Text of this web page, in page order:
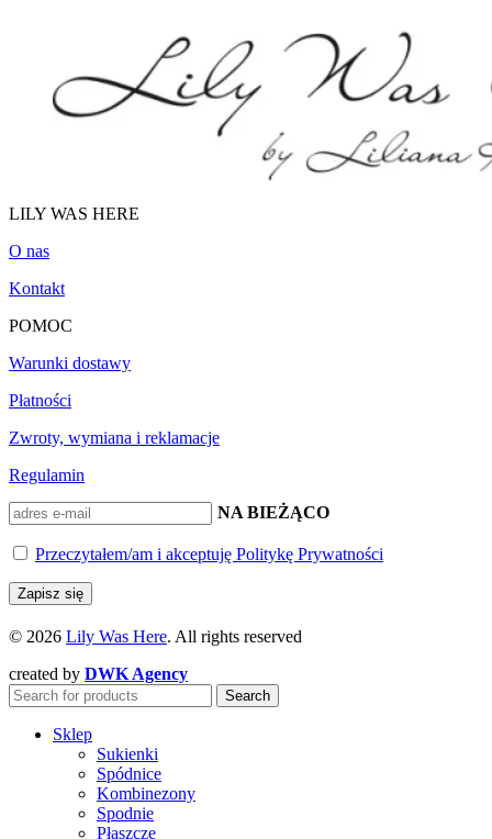
LILY WAS HERE
O nas
Kontakt
POMOC
Warunki dostawy
Płatności
Zwroty, wymiana i reklamacje
Regulamin
BĄDŹ NA BIEŻĄCO
Przeczytałem/am i akceptuję Politykę Prywatności
© 2026 Lily Was Here. All rights reserved
created by DWK Agency
Search
Sklep
Sukienki
Spódnice
Kombinezony
Spodnie
Płaszcze